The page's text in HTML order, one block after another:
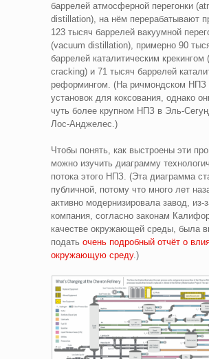
баррелей атмосферной перегонки
distillation), на нём перерабатывают
123 тысяч баррелей вакуумной
(vacuum distillation), примерно 90
баррелей каталитическим крекингом
cracking) и 71 тысяч баррелей
реформингом. (На ричмондском НПЗ
установок для коксования, однако
чуть более крупном НПЗ в Эль-
Лос-Анджелес.)
Чтобы понять, как выстроены эти
можно изучить диаграмму
потока этого НПЗ. (Эта диаграмма
публичной, потому что много лет
активно модернизировала завод, из-
компания, согласно законам
качестве окружающей среды, была
подать очень подробный отчёт о
окружающую среду.)